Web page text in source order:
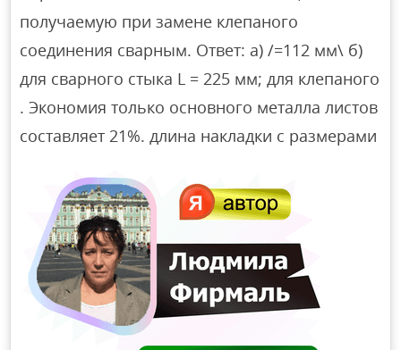
получаемую при замене клепаного
соединения сварным. Ответ: а) /=112 мм\ б)
для сварного стыка L = 225 мм; для клепаного
. Экономия только основного металла листов
составляет 21%. длина накладки с размерами